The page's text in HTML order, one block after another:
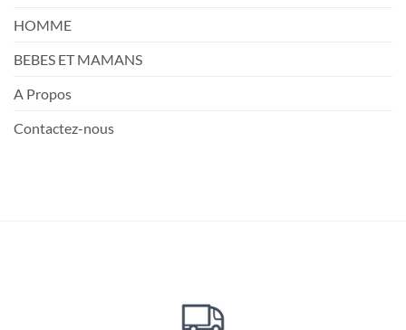
HOMME
BEBES ET MAMANS
A Propos
Contactez-nous